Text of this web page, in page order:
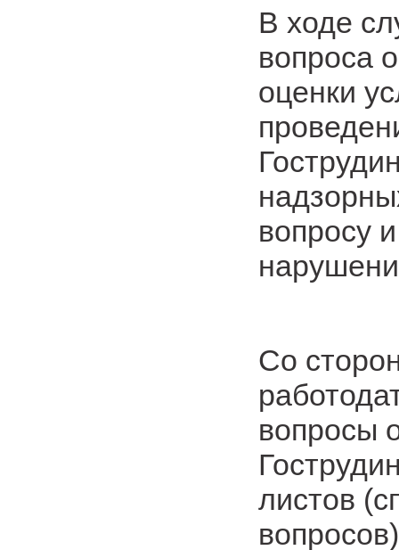
В ходе
вопроса
оценки
вопросу
Со
вопросы
листов